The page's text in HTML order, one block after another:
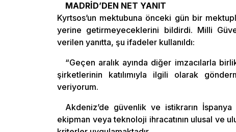
MADRİD’DEN NET YANIT
Kyrtsos’un mektubuna önceki gün bir
yerine getirmeyeceklerini bildirdi. Milli
verilen yanıtta, şu ifadeler kullanıldı:
“Geçen aralık ayında diğer imzacılarla
şirketlerinin katılımıyla ilgili olarak
veriyorum.
Akdeniz’de güvenlik ve istikrarın
ekipman veya teknoloji ihracatının ulusal ve